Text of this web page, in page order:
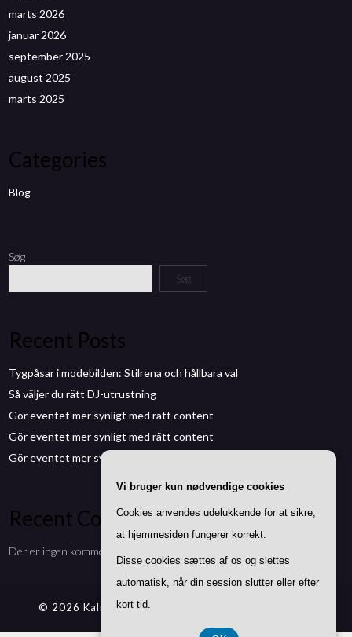
marts 2026
januar 2026
september 2025
august 2025
marts 2025
Categories
Blog
Søg
Søg
Recent Posts
Tygpåsar i modebilden: Stilrena och hållbara val
Så väljer du rätt DJ-utrustning
Gör eventet mer synligt med rätt content
Gör eventet mer synligt med rätt content
Gör eventet mer synligt med rätt content
Recent Comments
Der er ingen kommentarer at vise.
© 2026 Kalmarmedia.se
Vi bruger kun nødvendige cookies
Cookies anvendes udelukkende for at sikre,
at hjemmesiden fungerer korrekt.
Disse cookies sættes af os og slettes
automatisk, når din session slutter eller efter
kort tid.